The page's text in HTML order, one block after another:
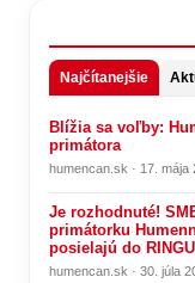
Najčítanejšie
Blížia sa voľby:
primátora
humencan.sk · 17. mája
Je rozhodnuté!
primátorku
posielajú do
humencan.sk · 30. júla